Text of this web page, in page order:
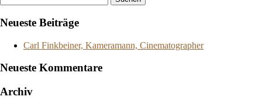
nach:
Neueste Beiträge
Carl Finkbeiner, Kameramann, Cinematographer
Neueste Kommentare
Archiv